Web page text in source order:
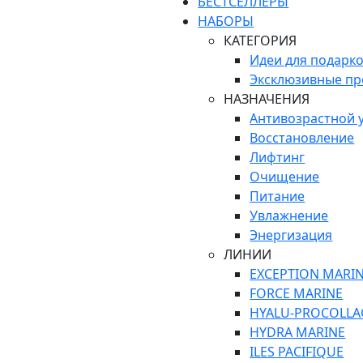
НАБОРЫ
КАТЕГОРИЯ
Идеи для
Эксклюзивные
НАЗНАЧЕНИЯ
Антивозрастной
Восстановление
Лифтинг
Очищение
Питание
Увлажнение
Энергизация
ЛИНИИ
EXCEPTION
FORCE MARINE
HYALU-
HYDRA MARINE
ILES PACIFIQUE